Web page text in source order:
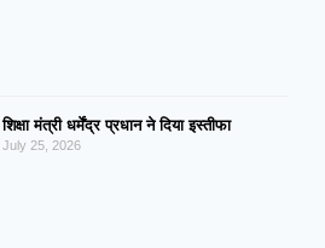
शिक्षा मंत्री धर्मेंद्र प्रधान ने दिया इस्तीफा
July 25, 2026